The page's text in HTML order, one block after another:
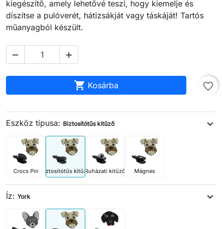
kiegészítő, amely lehetővé teszi, hogy kiemelje és
díszítse a pulóverét, hátizsákját vagy táskáját! Tartós
műanyagból készült.
 
 Kosárba favorite_border
Eszköz típusa: Biztosítótűs kitűző expand_more
Crocs Pin Biztosítótűs kitűzőRuházati kitűző Mágnes
Íz: York expand_more